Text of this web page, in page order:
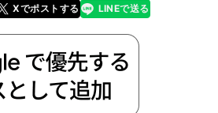
Xでポストする
line LINEで送る